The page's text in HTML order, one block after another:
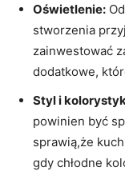
Oświetlenie:
stworzenia
zainwestować
dodatkowe,
Styl i
powinien być
sprawią,że
gdy​ chłodne